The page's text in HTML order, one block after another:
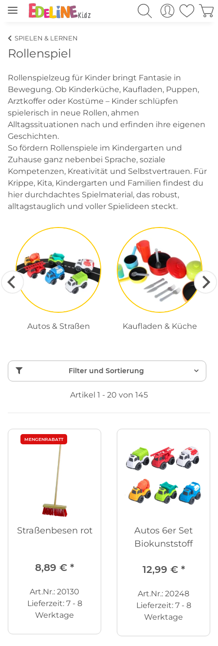
SPIELEN & LERNEN
Rollenspiel
Rollenspielzeug für Kinder bringt Fantasie in
Bewegung. Ob Kinderküche, Kaufladen, Puppen,
Arztkoffer oder Kostüme – Kinder schlüpfen
spielerisch in neue Rollen, ahmen
Alltagssituationen nach und erfinden ihre eigenen
Geschichten.
So fördern Rollenspiele im Kindergarten und
Zuhause ganz nebenbei Sprache, soziale
Kompetenzen, Kreativität und Selbstvertrauen. Für
Krippe, Kita, Kindergarten und Familien findest du
hier durchdachtes Spielmaterial, das robust,
alltagstauglich und voller Spielideen steckt.
Autos & Straßen Kaufladen & Küche
Filter und Sortierung
Artikel 1 - 20 von 145
MENGENRABATT
Straßenbesen rot
8,89 € *
Art.Nr.: 20130
Lieferzeit: 7 - 8
Werktage
Autos 6er Set
Biokunststoff
12,99 € *
Art.Nr.: 20248
Lieferzeit: 7 - 8
Werktage